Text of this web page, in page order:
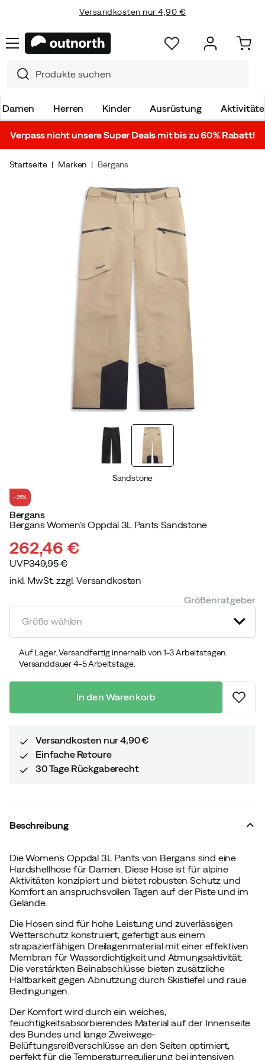
Versandkosten nur 4,90 €
Damen Herren Kinder Ausrüstung
Verpass nicht unsere Super Deals mit bis zu 60% Rabatt!
Startseite Marken Bergans
Sandstone
-25%
Bergans
Bergans Women's Oppdal 3L Pants Sandstone
price
262,46 €
price
UVP349,95 €
inkl. MwSt. zzgl. Versandkosten
Größenratgeber
Größe wählen
Auf Lager. Versandfertig innerhalb von 1-3 Arbeitstagen.
Versanddauer 4-5 Arbeitstage.
In den Warenkorb
Versandkosten nur 4,90 €
Einfache Retoure
30 Tage Rückgaberecht
Beschreibung
Die Women's Oppdal 3L Pants von Bergans sind eine
Hardshellhose für Damen. Diese Hose ist für alpine
Aktivitäten konzipiert und bietet robusten Schutz und
Komfort an anspruchsvollen Tagen auf der Piste und im
Gelände.
Die Hosen sind für hohe Leistung und zuverlässigen
Wetterschutz konstruiert, gefertigt aus einem
strapazierfähigen Dreilagenmaterial mit einer effektiven
Membran für Wasserdichtigkeit und Atmungsaktivität.
Die verstärkten Beinabschlüsse bieten zusätzliche
Haltbarkeit gegen Abnutzung durch Skistiefel und raue
Bedingungen.
Der Komfort wird durch ein weiches,
feuchtigkeitsabsorbierendes Material auf der Innenseite
des Bundes und lange Zweiwege-
Belüftungsreißverschlüsse an den Seiten optimiert,
perfekt für die Temperaturregulierung bei intensiven